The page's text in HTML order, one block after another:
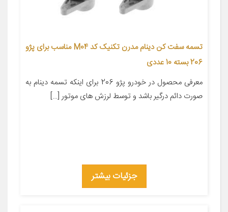
تسمه سفت کن دینام مدرن تکنیک کد M04 مناسب برای پژو
206 بسته 10 عددی
معرفی محصول در خودرو پژو 206 برای اینکه تسمه دینام به
صورت دائم درگیر باشد و توسط لرزش های موتور […]
جزئیات بیشتر